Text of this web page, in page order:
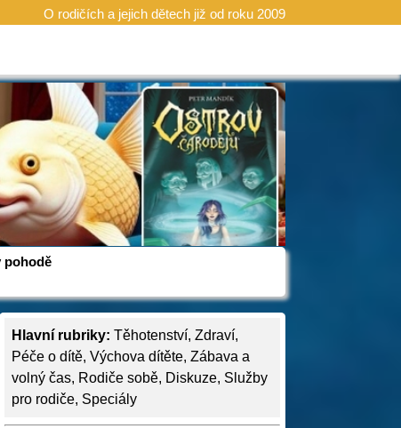
O rodičích a jejich dětech již od roku 2009
pohodě
Hlavní rubriky: Těhotenství, Zdraví,
Péče o dítě, Výchova dítěte, Zábava a
volný čas, Rodiče sobě, Diskuze, Služby
pro rodiče, Speciály